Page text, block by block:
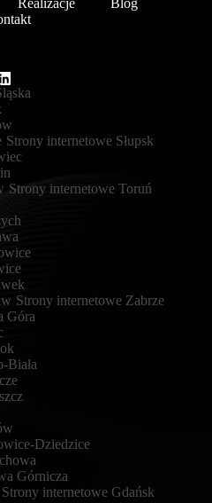
Realizacje
Blog
Strony internetowe Słupsk
Strony internetowe Toruń
Strony internetowe Zabrze
Góra
Biała
Dziedzice
Górnicza
Strony internetowe Gdańsk